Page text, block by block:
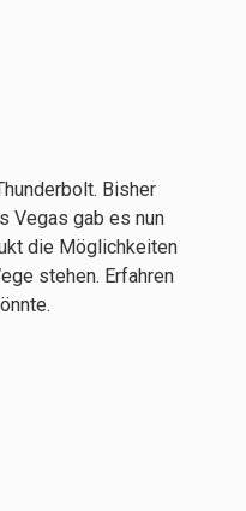
Bisher
Vegas gab es nun
die Möglichkeiten
stehen. Erfahren